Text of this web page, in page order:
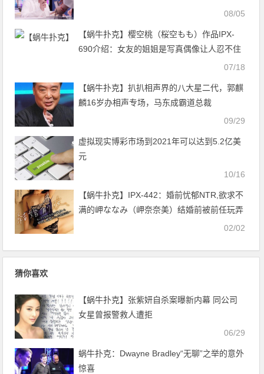
08/05
【蜗牛扑克】樱空桃（桜空もも）作品IPX-
690介绍：女友的姐姐是写真偶像让人忍不住
07/18
【蜗牛扑克】扒扒相声界的八大星二代，郭麒
麟16岁办相声专场，马东成霸道总裁
09/29
虚拟现实博彩市场到2021年可以达到5.2亿美
元
10/16
【蜗牛扑克】IPX-442：婚前忧郁NTR,欲求不
满的岬ななみ（岬奈奈美）结婚前被前任玩弄
02/02
猜你喜欢
【蜗牛扑克】张紫妍自杀案曝新内幕 同公司
女星曾报警救人遭拒
06/29
蜗牛扑克：Dwayne Bradley“无聊”之举的意外
惊喜